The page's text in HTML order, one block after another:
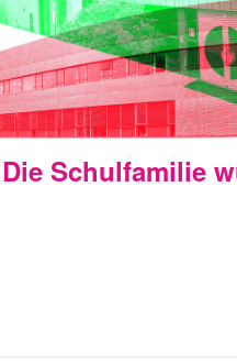
Die Schulfamilie